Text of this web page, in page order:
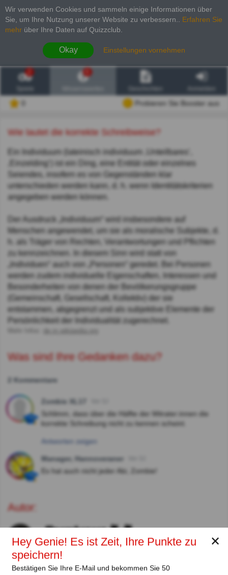
Wir verwenden Cookies und sammeln einige Informationen über
Sie, um Ihre Nutzung unserer Website zu verbessern.
Erfahren Sie
mehr über Ihre Daten auf Quizzclub.
Okay Einstellungen vornehmen
2
Probieren Sie Booster aus
Wie lautet die korrekte Schreibweise?
Ein Individuum (lateinisch individuum ‚Unteilbares‘,
‚Einzelding‘) ist ein Ding, eine Entität oder einzelnes
Seiendes, insofern es von Gegenständen klar
unterschieden werden kann, d. h. wenn Identitätskriterien
angegeben werden können.
Der Ausdruck „Individuum“ wird insbesondere auf
Menschen angewendet, um sie als moralische Subjekte, d.
h. als Träger von Rechten, Verantwortungen und Pflichten
zu kennzeichnen. In diesem Sinn wird statt von
„Individuen“ auch von „Personen“ geredet. Bei Personen
werden zudem individuelle Eigenschaften, Interessen und
Besonderheiten von denen der Bevölkerungsgruppe
(Gemeinschaft, Gesellschaft, Kollektiv) der sie
entstammen, abgegrenzt und als subjektive Elemente der
Persönlichkeit der Individualität zugerechnet.
Was sind Ihre Gedanken dazu?
2 Kommentare
Zombie XL17
Schlimm, dass über die Hälfte der Mitrater:innen die
korrekte Schreibung nicht zu kennen scheint.
Antworten zeigen
Manager, Hannoveraner
Es hat auch nicht jeder Abi, Zombie!
Autor:
𝕻𝖗𝖆𝖒𝖇𝖊𝖗𝖌𝖊𝖗 🐈 🐈
Autor
Seit Level Punktzahl
✕
Hey Genie! Es ist Zeit, Ihre Punkte zu
speichern!
Bestätigen Sie Ihre E-Mail und bekommen Sie 50